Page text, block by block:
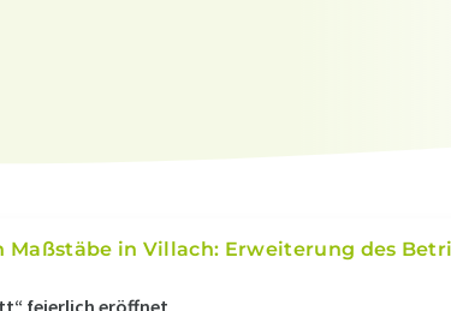
Maßstäbe in Villach: Erweiterung des
feierlich eröffnet